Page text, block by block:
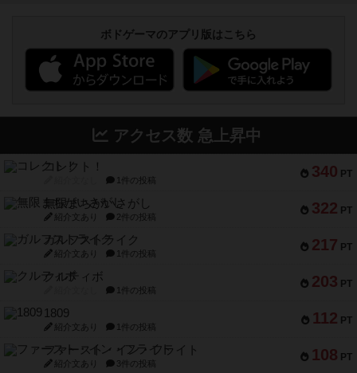
ボドゲーマのアプリ版はこちら
アクセス数 急上昇中
340 PT
コレクト！
1件の投稿
322 PT
無限まちがいさがし
紹介文あり 2件の投稿
217 PT
ガルフストライク
紹介文あり 1件の投稿
203 PT
クルティボ
1件の投稿
112 PT
1809
紹介文あり 1件の投稿
108 PT
ファースト・イン・フライト
紹介文あり 3件の投稿